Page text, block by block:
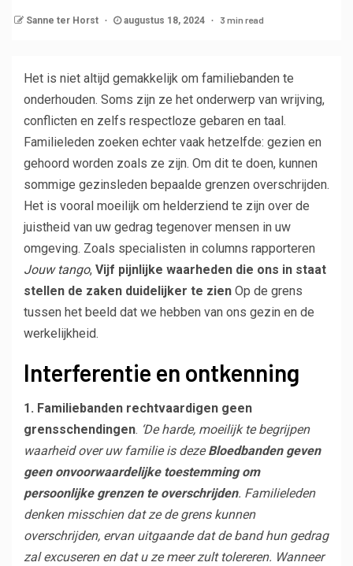
Sanne ter Horst augustus 18, 2024 3 min read
Het is niet altijd gemakkelijk om familiebanden te
onderhouden. Soms zijn ze het onderwerp van wrijving,
conflicten en zelfs respectloze gebaren en taal.
Familieleden zoeken echter vaak hetzelfde: gezien en
gehoord worden zoals ze zijn. Om dit te doen, kunnen
sommige gezinsleden bepaalde grenzen overschrijden.
Het is vooral moeilijk om helderziend te zijn over de
juistheid van uw gedrag tegenover mensen in uw
omgeving. Zoals specialisten in columns rapporteren
Jouw tango, Vijf pijnlijke waarheden die ons in staat
stellen de zaken duidelijker te zien Op de grens
tussen het beeld dat we hebben van ons gezin en de
werkelijkheid.
Interferentie en ontkenning
1. Familiebanden rechtvaardigen geen
grensschendingen. ‘De harde, moeilijk te begrijpen
waarheid over uw familie is dezeBloedbanden geven
geen onvoorwaardelijke toestemming om
persoonlijke grenzen te overschrijden. Familieleden
denken misschien dat ze de grens kunnen
overschrijden, ervan uitgaande dat de band hun gedrag
zal excuseren en dat u ze meer zult tolereren. Wanneer